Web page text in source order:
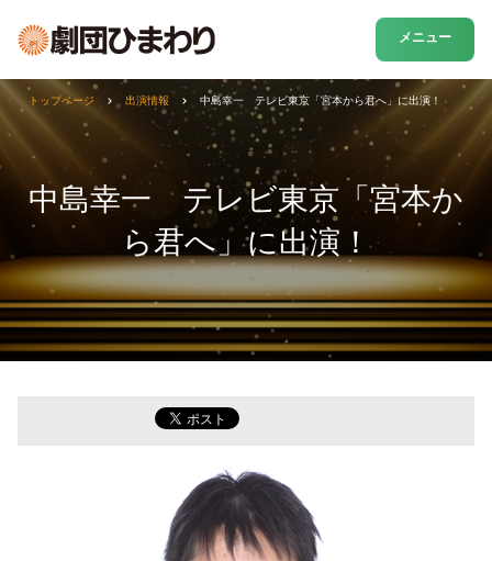
メニュー
中島幸一 テレビ東京「宮本か
ら君へ」に出演！
トップページ 出演情報 中島幸一 テレビ東京「宮本から君へ」に出演！